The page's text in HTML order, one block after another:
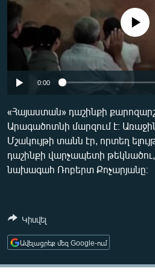
ՄԻՋԱԶԳԱՅԻՆ
ՄՇԱԿՈՒՅԹ
ՍՊՈՐՏ
ՄԵԿՆԱԲԱՆՈՒԹՅՈՒՆ
ՏՏ ԵՒ ԻՆՏԵՐՆԵՏ
ԿՈՐՈՆԱՎԻՐՈՒՍ
ԱՐԽԻՎ
ՏԵՍԱՆՅՈՒԹԵՐ
ՁԳՏԵԼՈՎ ԼԱՎԱԳՈՒՅՆԻՆ
ՓՈԴՔԱՍԹ
Հայերեն
Auto 240p
No media source
0:00
«Հայաստան» դաշինքի
Արագածոտնի մարզում է։
Մշակույթի տանն էր, որտեղ
դաշինքի վարչապետի
նախագահ Ռոբերտ Քոչարյանը։
Կիսվել
Ավելացրեք մեզ Google-ում